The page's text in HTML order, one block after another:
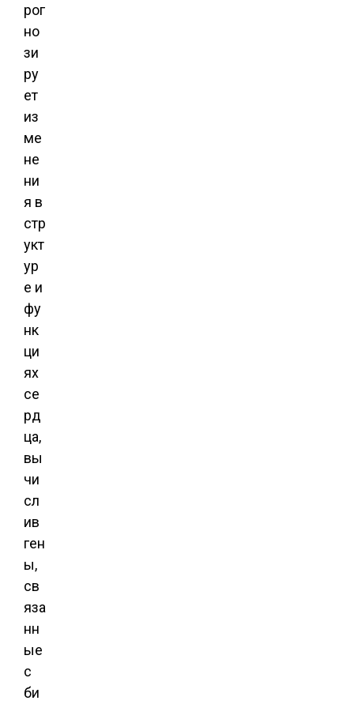
рог
но
зи
ру
ет
из
ме
не
ни
я в
стр
укт
ур
е и
фу
нк
ци
ях
се
рд
ца,
вы
чи
сл
ив
ген
ы,
св
яза
нн
ые
с
би